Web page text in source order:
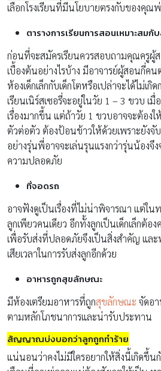
เลือกโรงเรียนที่มีนโยบายตรงกับของคุ
ตารางการเรียนการสอนเหมาะสมกั
ก่อนที่จะสมัครเรียนควรสอบถามคุณครูผู้
เบื้องต้นอย่างไรบ้าง มีอาจารย์ผู้สอนกี่ค
ห้องเด็กเล็กกับเด็กโตหรือเปล่าจะได้ไม่เ
เรียนเนิร์สเซอรี่จะอยู่ในวัย 1 – 3 ขวบ เมื่
เรื่องมากขึ้น แต่ถ้าวัย 1 ขวบอาจจะต้อง
ตัวต่อตัว ต้องป้อนข้าวให้ด้วยเพราะยังจั
อย่างรุ่นพี่อาจจะเล่นรุนแรงกว่ารุ่นน้องจึ
ความปลอดภัย
ที่จอดรถ
อาจฟังดูเป็นเรื่องที่ไม่น่าพิจารณา แต่ใน
ลูกเพียวคนเดียว อีกทั้งลูกเป็นเด็กเล็กต้อ
เพื่อรับส่งที่ปลอดภัยจึงเป็นสิ่งสำคัญ แล
เสียเวลาในการรับส่งลูกอีกด้วย
อาหารถูกสุขลักษณะ
มีห้องเตรียมอาหารที่ถูกสุขลักษณะ จัดอ
ตามหลักโภชนาการและน่ารับประทาน
สัญญาณบ่งบอกว่าลูกถูกทำร้าย
แน่นอนว่าคงไม่มีใครอยากให้สิ่งนี้เกิดขึ้